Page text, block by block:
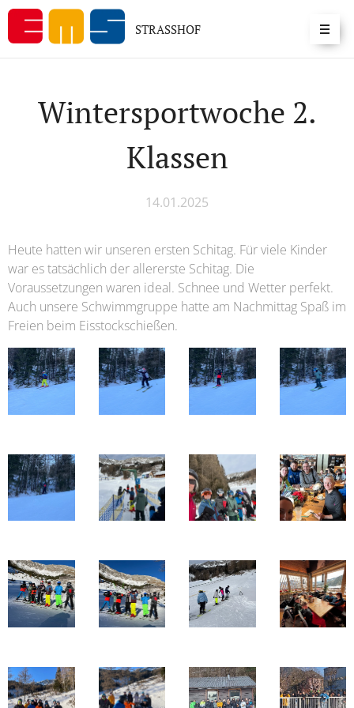
STRASSHOF
Wintersportwoche 2.
Klassen
14.01.2025
Heute hatten wir unseren ersten Schitag. Für viele Kinder
war es tatsächlich der allererste Schitag. Die
Voraussetzungen waren ideal. Schnee und Wetter perfekt.
Auch unsere Schwimmgruppe hatte am Nachmittag Spaß im
Freien beim Eisstockschießen.